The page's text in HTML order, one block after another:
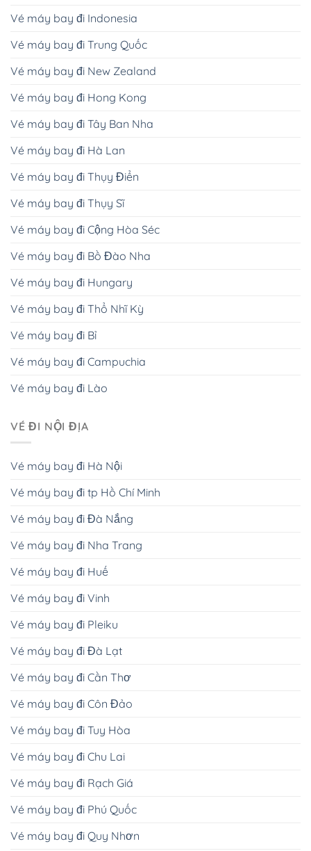
Vé máy bay đi Indonesia
Vé máy bay đi Trung Quốc
Vé máy bay đi New Zealand
Vé máy bay đi Hong Kong
Vé máy bay đi Tây Ban Nha
Vé máy bay đi Hà Lan
Vé máy bay đi Thụy Điển
Vé máy bay đi Thụy Sĩ
Vé máy bay đi Cộng Hòa Séc
Vé máy bay đi Bồ Đào Nha
Vé máy bay đi Hungary
Vé máy bay đi Thổ Nhĩ Kỳ
Vé máy bay đi Bỉ
Vé máy bay đi Campuchia
Vé máy bay đi Lào
VÉ ĐI NỘI ĐỊA
Vé máy bay đi Hà Nội
Vé máy bay đi tp Hồ Chí Minh
Vé máy bay đi Đà Nắng
Vé máy bay đi Nha Trang
Vé máy bay đi Huế
Vé máy bay đi Vinh
Vé máy bay đi Pleiku
Vé máy bay đi Đà Lạt
Vé máy bay đi Cần Thơ
Vé máy bay đi Côn Đảo
Vé máy bay đi Tuy Hòa
Vé máy bay đi Chu Lai
Vé máy bay đi Rạch Giá
Vé máy bay đi Phú Quốc
Vé máy bay đi Quy Nhơn